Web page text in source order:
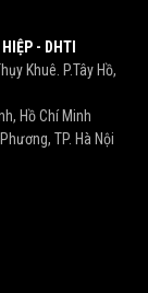
- DHTI
Khuê. P.Tây Hồ,
Hồ Chí Minh
TP. Hà Nội